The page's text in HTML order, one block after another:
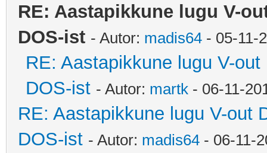
RE: Aastapikkune lugu V-
DOS-ist - Autor: madis64 - 05-11-
RE: Aastapikkune lugu V-
DOS-ist - Autor: martk - 06-11-
RE: Aastapikkune lugu V-out
DOS-ist - Autor: madis64 - 06-11-